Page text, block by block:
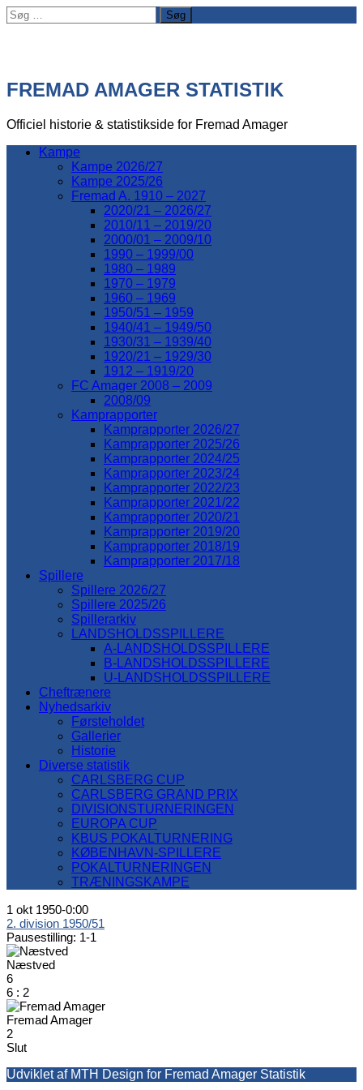
Søg
efter:
FREMAD AMAGER STATISTIK
Officiel historie & statistikside for Fremad Amager
Kampe
Kampe 2026/27
Kampe 2025/26
Fremad A. 1910 – 2027
2020/21 – 2026/27
2010/11 – 2019/20
2000/01 – 2009/10
1990 – 1999/00
1980 – 1989
1970 – 1979
1960 – 1969
1950/51 – 1959
1940/41 – 1949/50
1930/31 – 1939/40
1920/21 – 1929/30
1912 – 1919/20
FC Amager 2008 – 2009
2008/09
Kamprapporter
Kamprapporter 2026/27
Kamprapporter 2025/26
Kamprapporter 2024/25
Kamprapporter 2023/24
Kamprapporter 2022/23
Kamprapporter 2021/22
Kamprapporter 2020/21
Kamprapporter 2019/20
Kamprapporter 2018/19
Kamprapporter 2017/18
Spillere
Spillere 2026/27
Spillere 2025/26
Spillerarkiv
LANDSHOLDSSPILLERE
A-LANDSHOLDSSPILLERE
B-LANDSHOLDSSPILLERE
U-LANDSHOLDSSPILLERE
Cheftrænere
Nyhedsarkiv
Førsteholdet
Gallerier
Historie
Diverse statistik
CARLSBERG CUP
CARLSBERG GRAND PRIX
DIVISIONSTURNERINGEN
EUROPA CUP
KBUS POKALTURNERING
KØBENHAVN-SPILLERE
POKALTURNERINGEN
TRÆNINGSKAMPE
1 okt 1950-0:00
2. division 1950/51
Pausestilling: 1-1
Næstved
6
6 : 2
Fremad Amager
2
Slut
Udviklet af MTH Design for Fremad Amager Statistik